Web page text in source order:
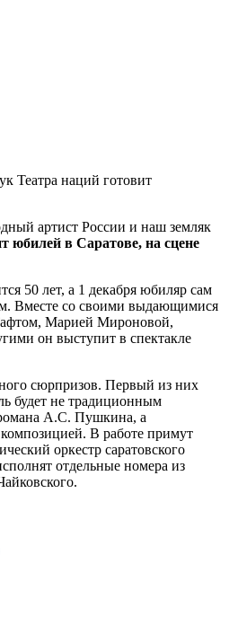
Театра наций готовит
артист России и наш земляк
юбилей в Саратове, на сцене
50 лет, а 1 декабря юбиляр сам
Вместе со своими выдающимися
Марией Мироновой,
он выступит в спектакле
сюрпризов. Первый из них
будет не традиционным
А.С. Пушкина, а
В работе примут
оркестр саратовского
отдельные номера из